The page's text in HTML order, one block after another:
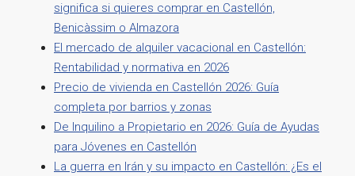
significa si quieres comprar en Castellón,
Benicàssim o Almazora
El mercado de alquiler vacacional en Castellón:
Rentabilidad y normativa en 2026
Precio de vivienda en Castellón 2026: Guía
completa por barrios y zonas
De Inquilino a Propietario en 2026: Guía de Ayudas
para Jóvenes en Castellón
La guerra en Irán y su impacto en Castellón: ¿Es el